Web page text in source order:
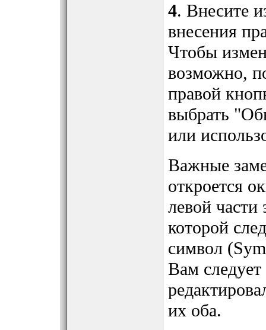
4. Внесите
внесения
Чтобы
возможно,
правой
выбрать
или
Важные
откроется
левой части
которой
символ
Вам
их оба.